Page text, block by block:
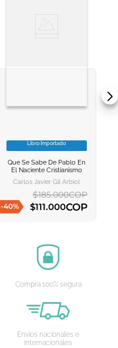
VER INFORMACION
AGREGAR AL
Libro Importado
Que Se Sabe De Pablo En
El Naciente Cristianismo
Carlos Javier Gil Arbiol
-40%
$185.000COP
$111.000COP
Compra 100% segura
Envíos nacionales e
internacionales